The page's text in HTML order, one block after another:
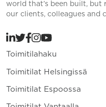
world that’s been built,
our clients, colleagues and
Toimitilahaku
Toimitilat Helsingissä
Toimitilat Espoossa